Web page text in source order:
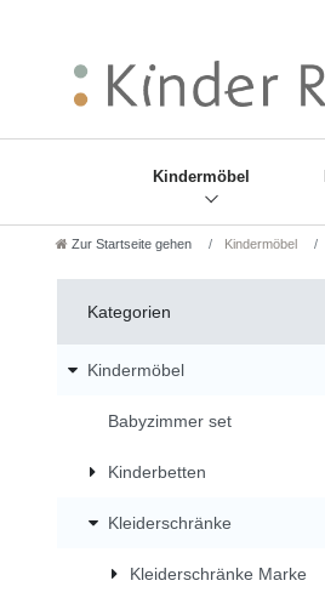
Kindermöbel
Zur Startseite gehen Kindermöbel
Kategorien
Kindermöbel
Babyzimmer set
Kinderbetten
Kleiderschränke
Kleiderschränke Marke